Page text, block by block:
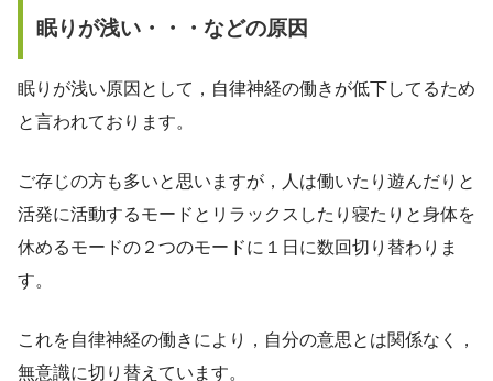
眠りが浅い・・・などの原因
眠りが浅い原因として，自律神経の働きが低下してるため
と言われております。
ご存じの方も多いと思いますが，人は働いたり遊んだりと
活発に活動するモードとリラックスしたり寝たりと身体を
休めるモードの２つのモードに１日に数回切り替わりま
す。
これを自律神経の働きにより，自分の意思とは関係なく，
無意識に切り替えています。